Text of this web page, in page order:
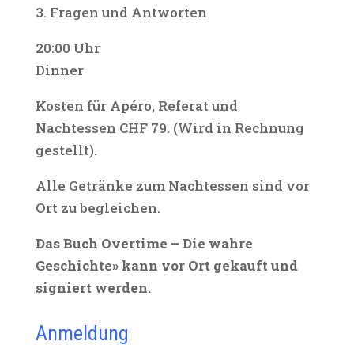
3. Fragen und Antworten
20:00 Uhr
Dinner
Kosten für Apéro, Referat und
Nachtessen CHF 79. (Wird in Rechnung
gestellt).
Alle Getränke zum Nachtessen sind vor
Ort zu begleichen.
Das Buch Overtime – Die wahre
Geschichte» kann vor Ort gekauft und
signiert werden.
Anmeldung